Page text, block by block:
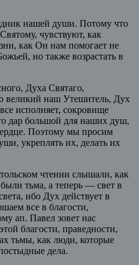
нашей души. Потому что
чувствуют, как
как Он нам помогает не
но также возрастать в
Духа Святаго,
великий наш Утешитель, Дух
исполняет, сокровище
дар большой для наших душ,
Поэтому мы просим
укреплять их, делать их
чтении слышали, как
тьма, а теперь — свет в
ибо Дух действует в
все в благости,
ап. Павел зовет нас
благости, праведности,
тьмы, как люди, которые
дела.